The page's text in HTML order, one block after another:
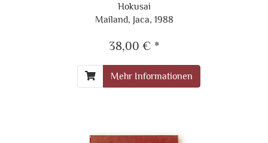
Hokusai
Mailand, Jaca, 1988
38,00 € *
Mehr Informationen